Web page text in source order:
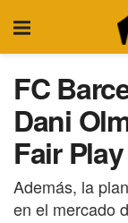
FC
Dani
Fair
Además, la
en el mercado